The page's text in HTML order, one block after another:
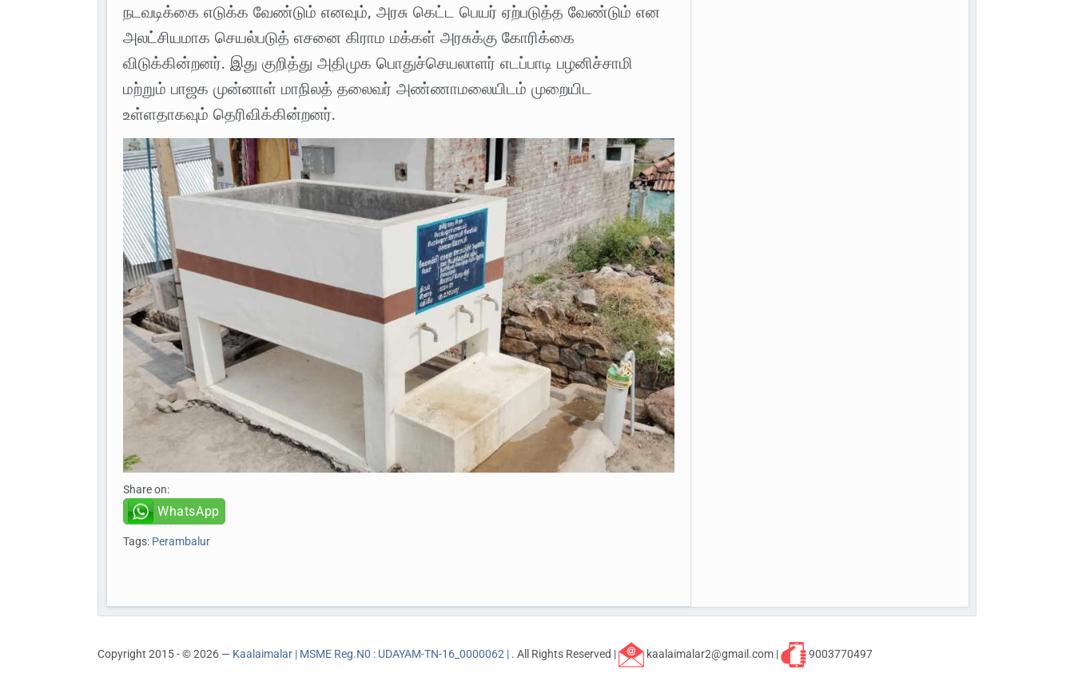
நடவடிக்கை எடுக்க வேண்டும் எனவும், அரசு கெட்ட பெயர் ஏற்படுத்த வேண்டும் என
அலட்சியமாக செயல்படுத் எசனை கிராம மக்கள் அரசுக்கு கோரிக்கை
விடுக்கின்றனர். இது குறித்து அதிமுக பொதுச்செயலாளர் எடப்பாடி பழனிச்சாமி
மற்றும் பாஜக முன்னாள் மாநிலத் தலைவர் அண்ணாமலையிடம் முறையிட
உள்ளதாகவும் தெரிவிக்கின்றனர்.
Share on:
WhatsApp
Tags: Perambalur
Copyright 2015 - © 2026 — Kaalaimalar | MSME Reg.N0 : UDAYAM-TN-16_0000062 | . All Rights Reserved | kaalaimalar2@gmail.com | 9003770497